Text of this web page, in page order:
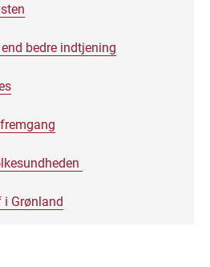
bedre indtjening
i Grønland